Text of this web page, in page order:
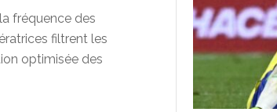
fréquence des
filtrent les
optimisée des